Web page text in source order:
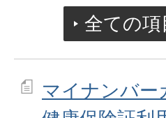
全ての項
マイナンバー